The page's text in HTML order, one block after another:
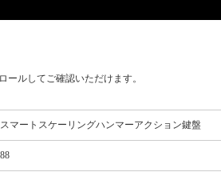
ールしてご確認いただけます。
スマートスケーリングハンマーアクション鍵盤
88